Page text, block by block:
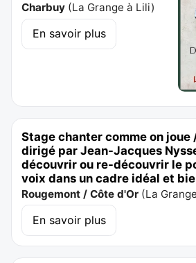
Charbuy (La Grange à Lili)
En savoir plus
Stage chanter comme on joue
dirigé par Jean-Jacques
découvrir ou re-découvrir le
voix dans un cadre idéal et
Rougemont / Côte d'Or (La Grange
En savoir plus